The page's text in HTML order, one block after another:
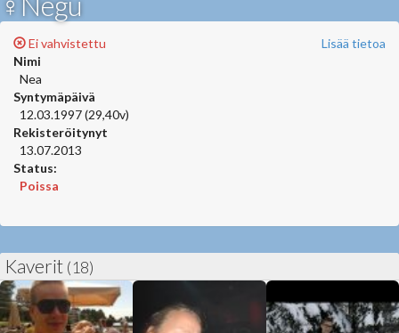
Lisää tietoa
Ei vahvistettu
Nimi
Nea
Syntymäpäivä
12.03.1997 (29,40v)
Rekisteröitynyt
13.07.2013
Status:
Poissa
Kaverit (18)